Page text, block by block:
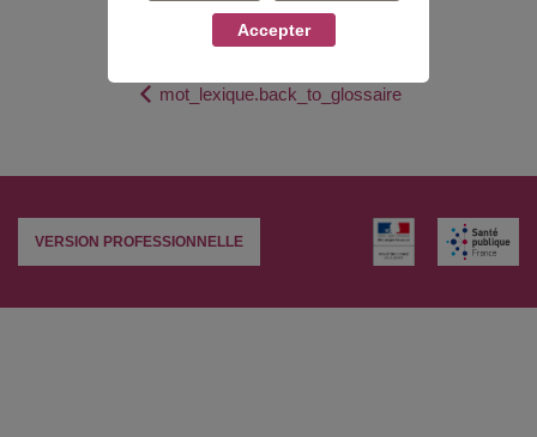
mot_lexique.back_to_glossaire
VERSION PROFESSIONNELLE
Accepter